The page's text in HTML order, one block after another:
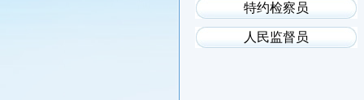
特约检察员
人民监督员